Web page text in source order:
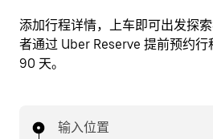
添加行程详情，上车即可出发探
者通过 Uber Reserve 提前预约行
90 天。
输入位置